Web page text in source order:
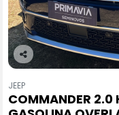
Co
pa
rtil
JEEP
COMMANDER 2.0